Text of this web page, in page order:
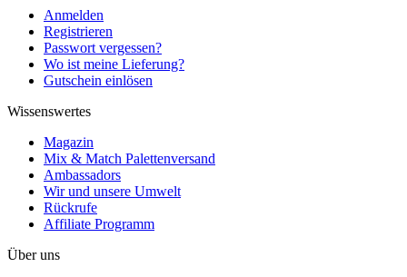
Anmelden
Registrieren
Passwort vergessen?
Wo ist meine Lieferung?
Gutschein einlösen
Wissenswertes
Magazin
Mix & Match Palettenversand
Ambassadors
Wir und unsere Umwelt
Rückrufe
Affiliate Programm
Über uns